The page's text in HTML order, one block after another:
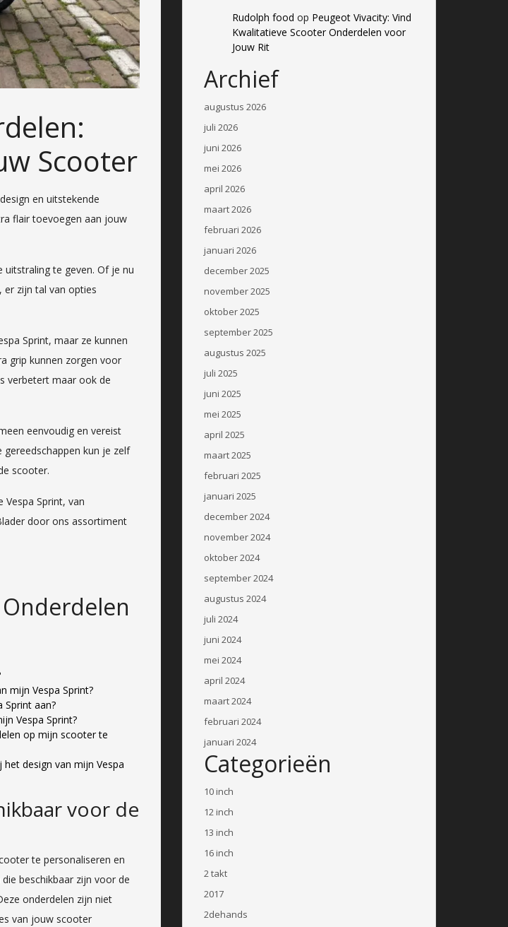
Scooter
en uitstekende
flair toevoegen aan jouw
uitstraling te geven. Of je nu
er zijn tal van opties
Sprint, maar ze kunnen
grip kunnen zorgen voor
verbetert maar ook de
eenvoudig en vereist
kun je zelf
scooter.
Sprint, van
door ons assortiment
mijn Vespa Sprint?
Sprint aan?
Vespa Sprint?
op mijn scooter te
design van mijn Vespa
voor de
te personaliseren en
beschikbaar zijn voor de
onderdelen zijn niet
van jouw scooter
Rudolph food op Peugeot Vivacity: Vind
Kwalitatieve Scooter Onderdelen voor
Jouw Rit
Archief
augustus 2026
juli 2026
juni 2026
mei 2026
april 2026
maart 2026
februari 2026
januari 2026
december 2025
november 2025
oktober 2025
september 2025
augustus 2025
juli 2025
juni 2025
mei 2025
april 2025
maart 2025
februari 2025
januari 2025
december 2024
november 2024
oktober 2024
september 2024
augustus 2024
juli 2024
juni 2024
mei 2024
april 2024
maart 2024
februari 2024
januari 2024
Categorieën
10 inch
12 inch
13 inch
16 inch
2 takt
2017
2dehands